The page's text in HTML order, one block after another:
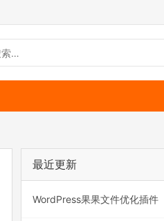
最近更新
WordPress果果文件优化插件